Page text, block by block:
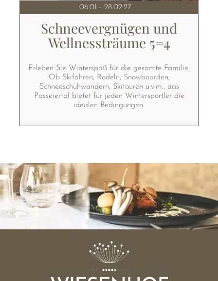
06.01 - 28.02.27
Schneevergnügen und
Wellnessträume 5=4
Erleben Sie Winterspaß für die gesamte Familie.
Ob Skifahren, Rodeln, Snowboarden,
Schneeschuhwandern, Skitouren u.v.m., das
Passeiertal bietet für jeden Wintersportler die
idealen Bedingungen.